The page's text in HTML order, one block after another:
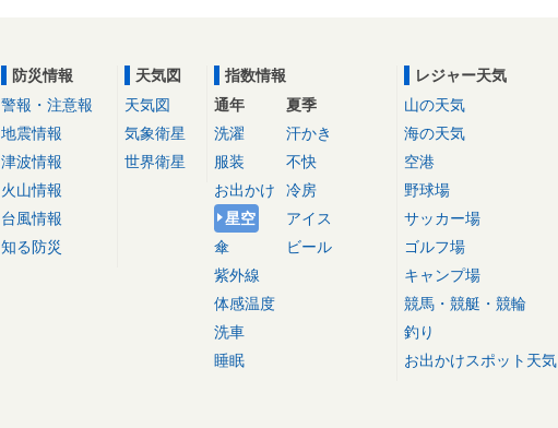
防災情報
警報・注意報
地震情報
津波情報
火山情報
台風情報
知る防災
天気図
天気図
気象衛星
世界衛星
指数情報
通年
洗濯
服装
お出かけ
星空
傘
紫外線
体感温度
洗車
睡眠
夏季
汗かき
不快
冷房
アイス
ビール
レジャー天気
山の天気
海の天気
空港
野球場
サッカー場
ゴルフ場
キャンプ場
競馬・競艇・競輪
釣り
お出かけスポット天気